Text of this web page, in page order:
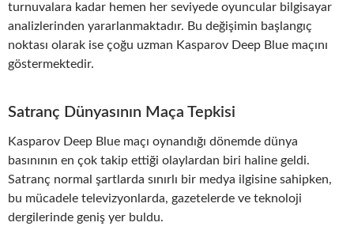
turnuvalara kadar hemen her seviyede oyuncular bilgisayar
analizlerinden yararlanmaktadır. Bu değişimin başlangıç
noktası olarak ise çoğu uzman Kasparov Deep Blue maçını
göstermektedir.
Satranç Dünyasının Maça Tepkisi
Kasparov Deep Blue maçı oynandığı dönemde dünya
basınının en çok takip ettiği olaylardan biri haline geldi.
Satranç normal şartlarda sınırlı bir medya ilgisine sahipken,
bu mücadele televizyonlarda, gazetelerde ve teknoloji
dergilerinde geniş yer buldu.